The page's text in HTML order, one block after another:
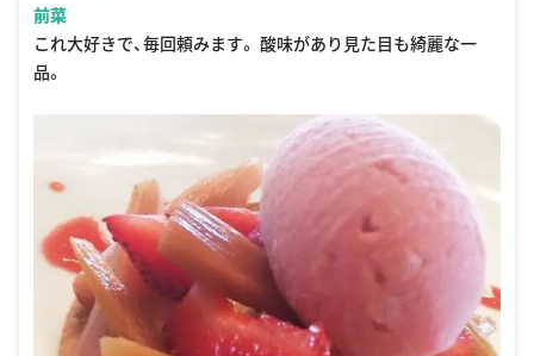
前菜
これ大好きで、毎回頼みます。 酸味があり見た目も綺麗な一
品。